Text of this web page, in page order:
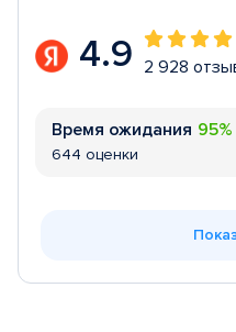
4.9 2 928
Время ожидания 95%
644 оценки